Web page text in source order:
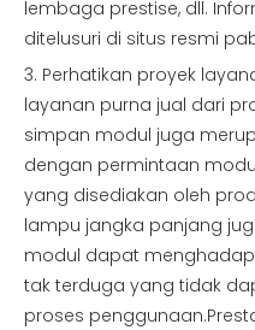
lembaga prestise, dll.
ditelusuri di situs resmi
3. Perhatikan proyek
layanan purna jual dari
simpan modul juga
dengan permintaan
yang disediakan oleh
lampu jangka panjang
modul dapat
tak terduga yang tidak
proses